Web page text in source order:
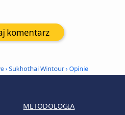
komentarz
›Sukhothai Wintour› Opinie
METODOLOGIA